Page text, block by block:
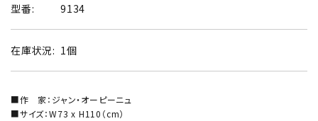
型番: 9134
在庫状況: 1個
■作 家：ジャン・オーピーニュ
■サイズ：W73 x H110（cm）